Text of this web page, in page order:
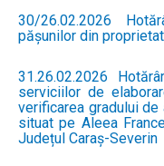
30/26.02.2026
pășunilor din
31.26.02.2026
serviciilor de
verificarea gradului
situat pe Aleea
Județul Caraș-Severin